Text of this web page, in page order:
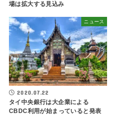
場は拡大する見込み
ニュース
2020.07.22
タイ中央銀行は大企業による
CBDC利用が始まっていると発表